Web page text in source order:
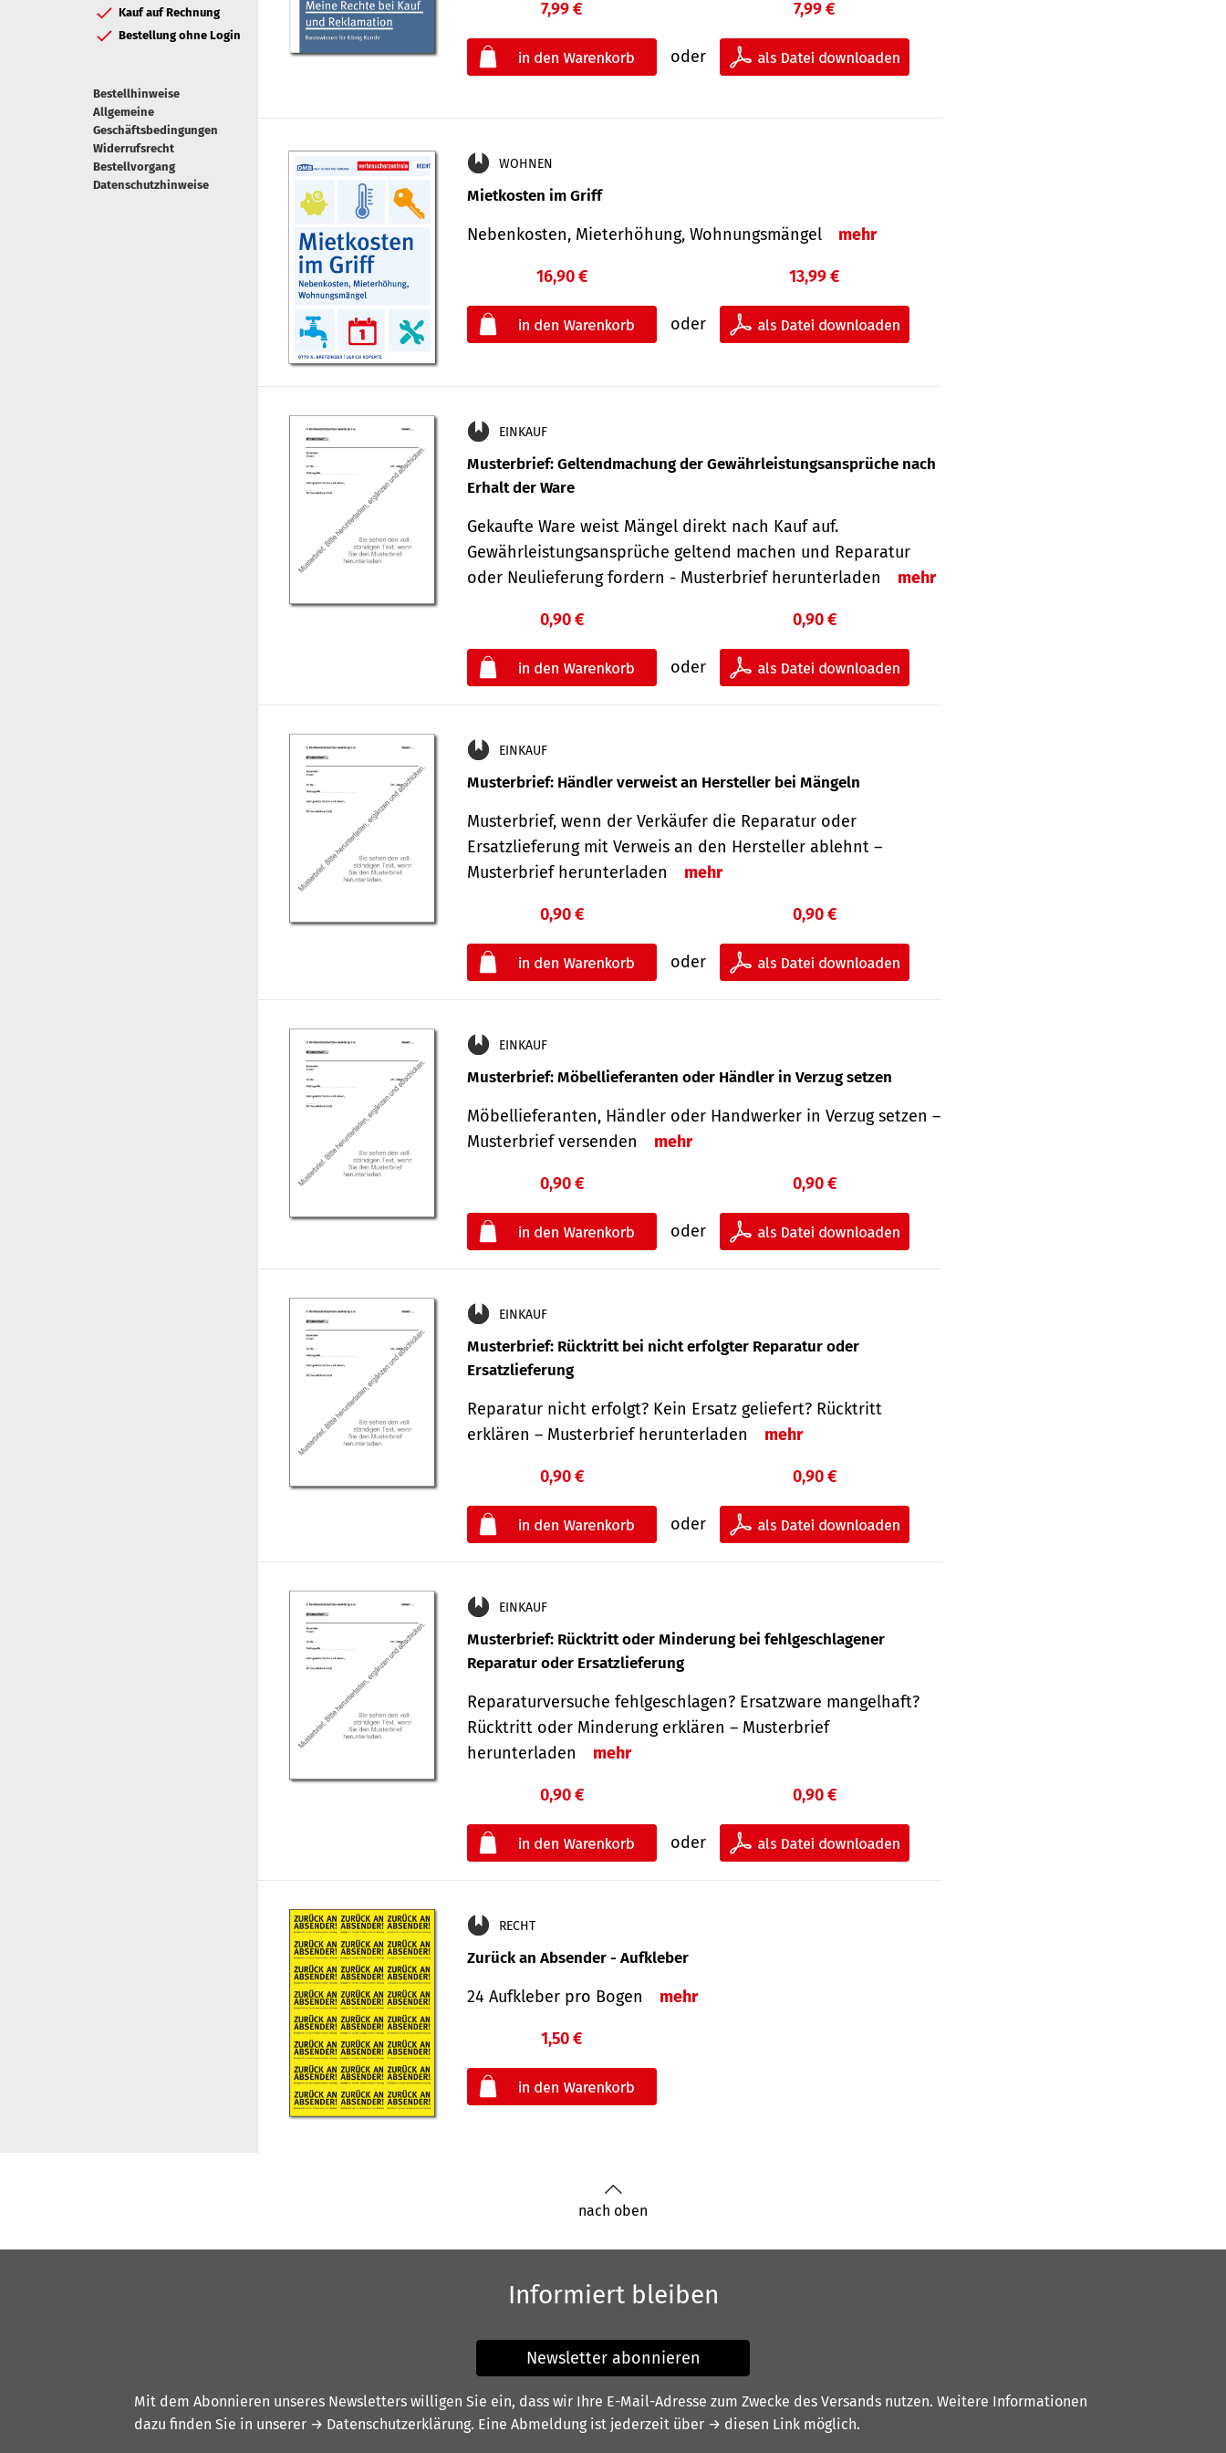
Kauf auf Rechnung
Bestellung ohne Login
Bestellhinweise
Allgemeine
Geschäftsbedingungen
Widerrufsrecht
Bestellvorgang
Datenschutzhinweise
7,99 €
oder
7,99 €
WOHNEN
Mietkosten im Griff
Nebenkosten, Mieterhöhung, Wohnungsmängel mehr
16,90 €
oder
13,99 €
EINKAUF
Musterbrief: Geltendmachung der Gewährleistungsansprüche nach
Erhalt der Ware
Gekaufte Ware weist Mängel direkt nach Kauf auf.
Gewährleistungsansprüche geltend machen und Reparatur
oder Neulieferung fordern - Musterbrief herunterladen
mehr
0,90 €
oder
0,90 €
EINKAUF
Musterbrief: Händler verweist an Hersteller bei Mängeln
Musterbrief, wenn der Verkäufer die Reparatur oder
Ersatzlieferung mit Verweis an den Hersteller ablehnt –
Musterbrief herunterladen
mehr
0,90 €
oder
0,90 €
EINKAUF
Musterbrief: Möbellieferanten oder Händler in Verzug setzen
Möbellieferanten, Händler oder Handwerker in Verzug setzen –
Musterbrief versenden
mehr
0,90 €
oder
0,90 €
EINKAUF
Musterbrief: Rücktritt bei nicht erfolgter Reparatur oder
Ersatzlieferung
Reparatur nicht erfolgt? Kein Ersatz geliefert? Rücktritt
erklären – Musterbrief herunterladen
mehr
0,90 €
oder
0,90 €
EINKAUF
Musterbrief: Rücktritt oder Minderung bei fehlgeschlagener
Reparatur oder Ersatzlieferung
Reparaturversuche fehlgeschlagen? Ersatzware mangelhaft?
Rücktritt oder Minderung erklären – Musterbrief
herunterladen
mehr
0,90 €
oder
0,90 €
RECHT
Zurück an Absender - Aufkleber
24 Aufkleber pro Bogen mehr
1,50 €
nach oben
Informiert bleiben
Newsletter abonnieren
Mit dem Abonnieren unseres Newsletters willigen Sie ein, dass wir Ihre E-Mail-Adresse zum Zwecke des Versands nutzen. Weitere Informationen
dazu finden Sie in unserer → Datenschutzerklärung. Eine Abmeldung ist jederzeit über → diesen Link möglich.